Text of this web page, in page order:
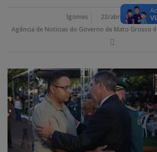
lgomes
23/abril/2026 7:07
Agência de Noticias do Governo de Mato Grosso